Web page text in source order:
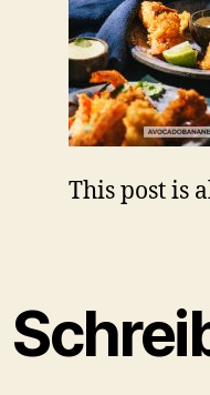
This post is